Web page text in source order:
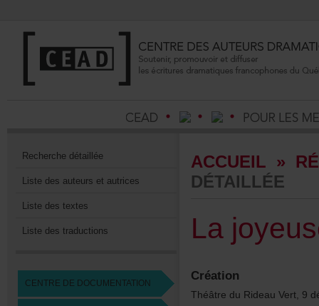
Recherchedétaillée
Listedesauteursetautrices
Listedestextes
Listedestraductions
CENTREDEDOCUMENTATION
ACCUEIL »
DÉTAILLÉE
Création